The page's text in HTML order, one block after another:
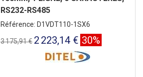
RS232-RS485
Référence: D1VDT110-1SX6
3 175,91 € 2 223,14 € 30%